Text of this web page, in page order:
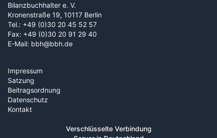
Bilanzbuchhalter e. V.
Kronenstraße 19, 10117 Berlin
Tel.: +49 (0)30 20 45 52 57
Fax: +49 (0)30 20 91 29 40
E-Mail: bbh@bbh.de
Impressum
Satzung
Beitragsordnung
Datenschutz
Kontakt
Verschlüsselte Verbindung